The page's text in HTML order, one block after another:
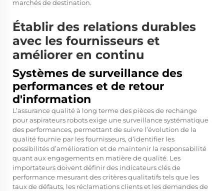
marchés de destination.
Établir des relations durables
avec les fournisseurs et
améliorer en continu
Systèmes de surveillance des
performances et de retour
d'information
L’assurance qualité à long terme des pièces de rechange
pour aspirateurs robots exige une surveillance systématique
des performances, permettant de suivre l’évolution de la
qualité fournie par les fournisseurs, d’identifier les
possibilités d’amélioration et de maintenir la responsabilité
quant aux engagements en matière de qualité. Les
importateurs doivent définir des indicateurs clés de
performance mesurant des critères qualitatifs tels que les
taux de défauts, les réclamations clients et les demandes de